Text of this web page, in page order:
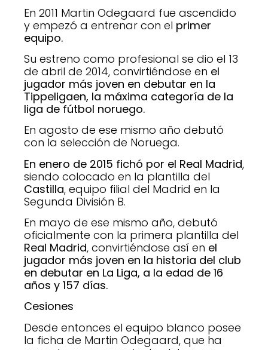
En 2011 Martin Odegaard fue ascendido
y empezó a entrenar con el primer
equipo.
Su estreno como profesional se dio el 13
de abril de 2014, convirtiéndose en el
jugador más joven en debutar en la
Tippeligaen, la máxima categoría de la
liga de fútbol noruego.
En agosto de ese mismo año debutó
con la selección de Noruega.
En enero de 2015 fichó por el Real Madrid,
siendo colocado en la plantilla del
Castilla, equipo filial del Madrid en la
Segunda División B.
En mayo de ese mismo año, debutó
oficialmente con la primera plantilla del
Real Madrid, convirtiéndose así en el
jugador más joven en la historia del club
en debutar en La Liga, a la edad de 16
años y 157 días.
Cesiones
Desde entonces el equipo blanco posee
la ficha de Martin Odegaard, que ha